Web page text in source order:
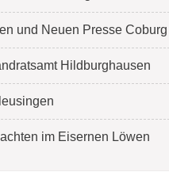
und Neuen Presse
Hildburghausen
im Eisernen Löwen